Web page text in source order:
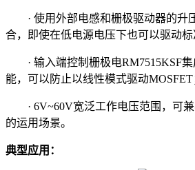
· 使用外部电感和栅极驱动器的升
合，即使在低电源电压下也可以驱动标
· 输⼊端控制栅极电RM7515KSF集
能，可以防止以线性模式驱动MOSFET
· 6V~60V宽泛工作电压范围，可兼
的运用场景。
典型应用：